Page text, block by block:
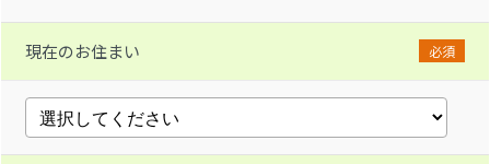
現在のお住まい 必須